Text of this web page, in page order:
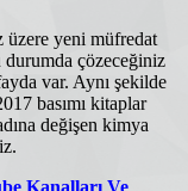
üzere yeni müfredat
durumda çözeceğiniz
var. Aynı şekilde
basımı kitaplar
değişen kimya
Kanalları Ve